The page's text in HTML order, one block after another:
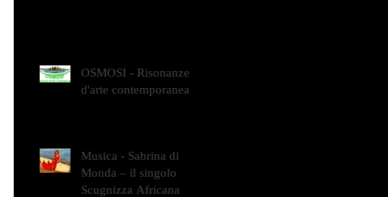
OSMOSI - Risonanze
d'arte contemporanea
Musica - Sabrina di
Monda – il singolo
Scugnizza Africana